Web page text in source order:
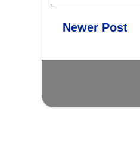
Newer Post